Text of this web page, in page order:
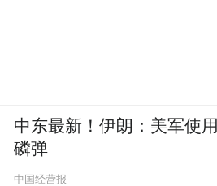
中东最新！伊朗：美军使用
磷弹
中国经营报